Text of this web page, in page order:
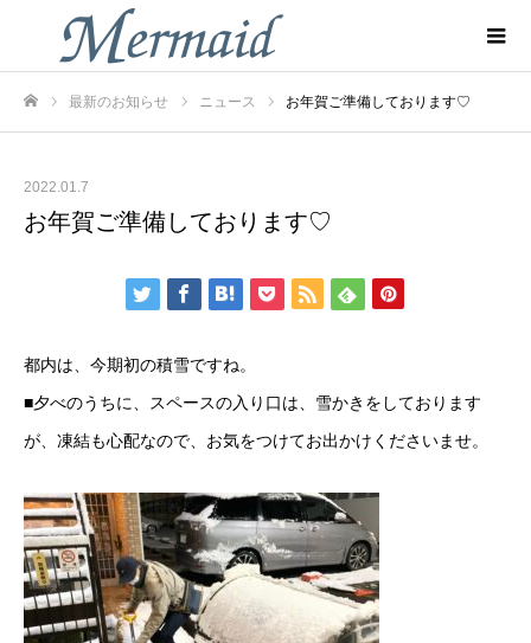
最新のお知らせ ニュース お年賀ご準備しております♡
2022.01.7
お年賀ご準備しております♡
都内は、今期初の積雪ですね。
■夕べのうちに、スペースの入り口は、雪かきをしております
が、凍結も心配なので、お気をつけてお出かけくださいませ。